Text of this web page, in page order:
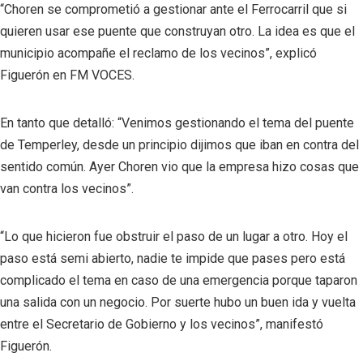
“Choren se comprometió a gestionar ante el Ferrocarril que si
quieren usar ese puente que construyan otro. La idea es que el
municipio acompañe el reclamo de los vecinos”, explicó
Figuerón en FM VOCES.
En tanto que detalló: “Venimos gestionando el tema del puente
de Temperley, desde un principio dijimos que iban en contra del
sentido común. Ayer Choren vio que la empresa hizo cosas que
van contra los vecinos”.
“Lo que hicieron fue obstruir el paso de un lugar a otro. Hoy el
paso está semi abierto, nadie te impide que pases pero está
complicado el tema en caso de una emergencia porque taparon
una salida con un negocio. Por suerte hubo un buen ida y vuelta
entre el Secretario de Gobierno y los vecinos”, manifestó
Figuerón.